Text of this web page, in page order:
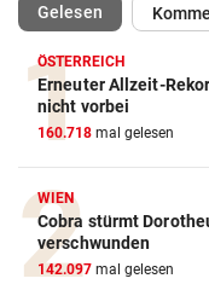
Gelesen(ausgewählt)
ÖSTERREICH
Erneuter Allzeit-
nicht vorbei
160.718 mal gelesen
WIEN
Cobra stürmt
verschwunden
142.097 mal gelesen